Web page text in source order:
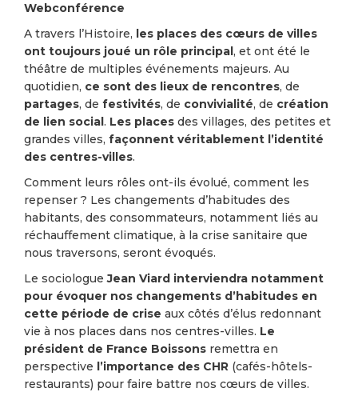
Webconférence
A travers l’Histoire, les places des cœurs de villes
ont toujours joué un rôle principal, et ont été le
théâtre de multiples événements majeurs. Au
quotidien, ce sont des lieux de rencontres, de
partages, de festivités, de convivialité, de création
de lien social. Les places des villages, des petites et
grandes villes, façonnent véritablement l’identité
des centres-villes.
Comment leurs rôles ont-ils évolué, comment les
repenser ? Les changements d’habitudes des
habitants, des consommateurs, notamment liés au
réchauffement climatique, à la crise sanitaire que
nous traversons, seront évoqués.
Le sociologueJean Viard interviendra notamment
pour évoquer nos changements d’habitudes en
cette période de crise aux côtés d’élus redonnant
vie à nos places dans nos centres-villes. Le
président de France Boissons remettra en
perspective l’importance des CHR (cafés-hôtels-
restaurants) pour faire battre nos cœurs de villes.